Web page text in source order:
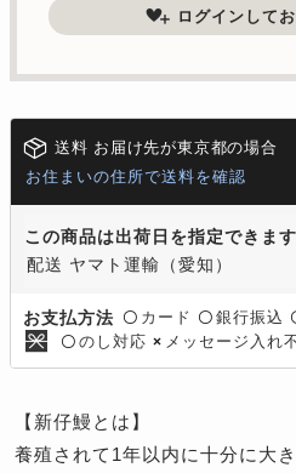
ログインして
送料 お届け先が東京都の場合
お住まいの住所で送料を確認
この商品は出荷日を指定できます
配送 ヤマト運輸（愛知）
お支払方法 〇 カード 〇 銀行振込
〇 のし対応 × メッセージ入れ
【新仔鰻とは】
養殖されて1年以内に十分に大